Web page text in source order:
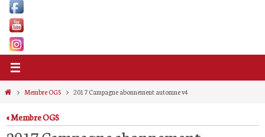
HomeMembre OGS 2017 Campagne abonnement automne v4
« Membre OGS